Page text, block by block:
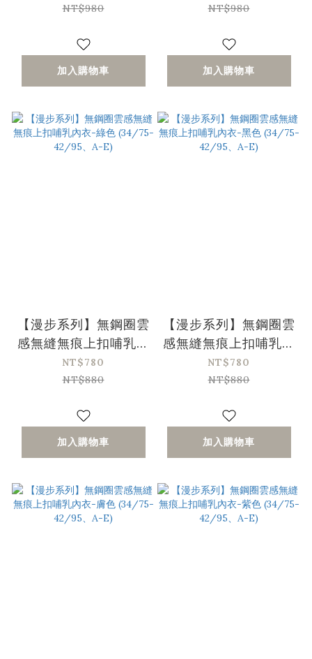
38/85、A-D)
NT$980
加入購物車
38/85、A-D)
NT$980
加入購物車
【漫步系列】無鋼圈雲
感無縫無痕上扣哺乳內
衣-綠色 (34/75-
42/95、A-E)
NT$780
NT$880
加入購物車
【漫步系列】無鋼圈雲
感無縫無痕上扣哺乳內
衣-黑色 (34/75-
42/95、A-E)
NT$780
NT$880
加入購物車